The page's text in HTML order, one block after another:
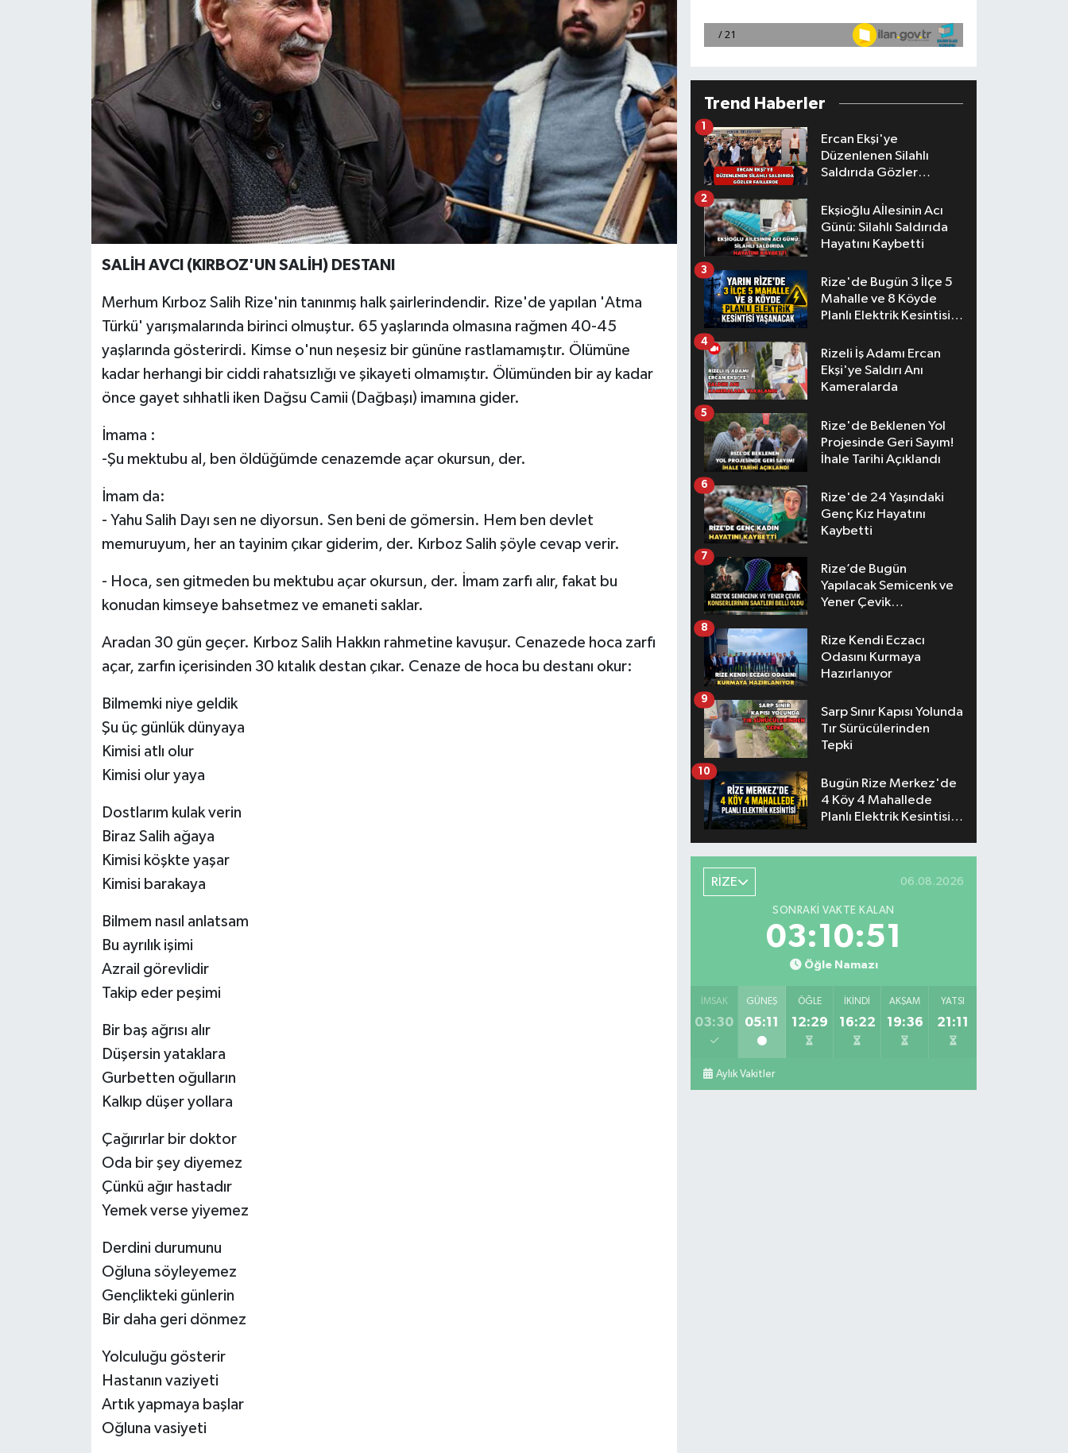
SALİH AVCI (KIRBOZ'UN SALİH) DESTANI
Merhum Kırboz Salih Rize'nin tanınmış halk şairlerindendir. Rize'de yapılan 'Atma
Türkü' yarışmalarında birinci olmuştur. 65 yaşlarında olmasına rağmen 40-45
yaşlarında gösterirdi. Kimse o'nun neşesiz bir gününe rastlamamıştır. Ölümüne
kadar herhangi bir ciddi rahatsızlığı ve şikayeti olmamıştır. Ölümünden bir ay kadar
önce gayet sıhhatli iken Dağsu Camii (Dağbaşı) imamına gider.
İmama :
-Şu mektubu al, ben öldüğümde cenazemde açar okursun, der.
İmam da:
- Yahu Salih Dayı sen ne diyorsun. Sen beni de gömersin. Hem ben devlet
memuruyum, her an tayinim çıkar giderim, der. Kırboz Salih şöyle cevap verir.
- Hoca, sen gitmeden bu mektubu açar okursun, der. İmam zarfı alır, fakat bu
konudan kimseye bahsetmez ve emaneti saklar.
Aradan 30 gün geçer. Kırboz Salih Hakkın rahmetine kavuşur. Cenazede hoca zarfı
açar, zarfın içerisinden 30 kıtalık destan çıkar. Cenaze de hoca bu destanı okur:
Bilmemki niye geldik
Şu üç günlük dünyaya
Kimisi atlı olur
Kimisi olur yaya
Dostlarım kulak verin
Biraz Salih ağaya
Kimisi köşkte yaşar
Kimisi barakaya
Bilmem nasıl anlatsam
Bu ayrılık işimi
Azrail görevlidir
Takip eder peşimi
Bir baş ağrısı alır
Düşersin yataklara
Gurbetten oğulların
Kalkıp düşer yollara
Çağırırlar bir doktor
Oda bir şey diyemez
Çünkü ağır hastadır
Yemek verse yiyemez
Derdini durumunu
Oğluna söyleyemez
Gençlikteki günlerin
Bir daha geri dönmez
Yolculuğu gösterir
Hastanın vaziyeti
Artık yapmaya başlar
Oğluna vasiyeti
Trend Haberler
Ercan Ekşi'ye
Düzenlenen Silahlı
Saldırıda Gözler
1
Ekşioğlu Aİlesinin Acı
Günü: Silahlı Saldırıda
Hayatını Kaybetti
2
Rize'de Bugün 3 İlçe 5
Mahalle ve 8 Köyde
Planlı Elektrik Kesintisi
3
Rizeli İş Adamı Ercan
Ekşi'ye Saldırı Anı
Kameralarda
4
Rize'de Beklenen Yol
Projesinde Geri Sayım!
İhale Tarihi Açıklandı
5
Rize'de 24 Yaşındaki
Genç Kız Hayatını
Kaybetti
6
Rize’de Bugün
Yapılacak Semicenk ve
Yener Çevik
Belli Oldu
7
Rize Kendi Eczacı
Odasını Kurmaya
Hazırlanıyor
8
Sarp Sınır Kapısı Yolunda
Tır Sürücülerinden
Tepki
9
Bugün Rize Merkez'de
4 Köy 4 Mahallede
Planlı Elektrik Kesintisi
10
RİZE 06.08.2026
SONRAKI VAKTE KALAN
03:10:50
Öğle Namazı
İMSAK
03:30
GÜNEŞ
05:11
ÖĞLE
12:29
İKINDI
16:22
AKŞAM
19:36
YATSI
21:11
Aylık Vakitler